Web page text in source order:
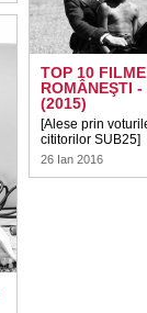
TOP 10 FILME
ROMÂNEŞTI -
(2015)
[Alese prin
cititorilor SUB25]
26 Ian 2016